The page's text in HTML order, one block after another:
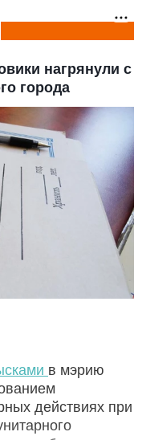
нагрянули с
города
в мэрию
действиях при